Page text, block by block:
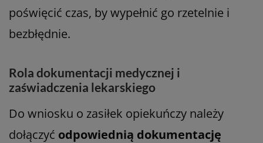
poświęcić czas, by wypełnić go rzetelnie i
bezbłędnie.
Rola dokumentacji medycznej i
zaświadczenia lekarskiego
Do wniosku o zasiłek opiekuńczy należy
dołączyć odpowiednią dokumentację